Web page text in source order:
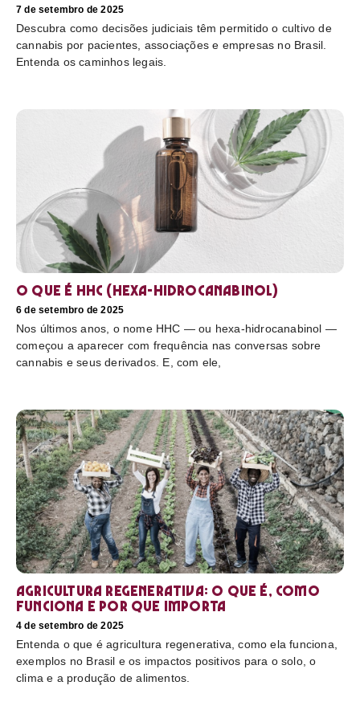
7 de setembro de 2025
Descubra como decisões judiciais têm permitido o cultivo de
cannabis por pacientes, associações e empresas no Brasil.
Entenda os caminhos legais.
O que é HHC (hexa-hidrocanabinol)
6 de setembro de 2025
Nos últimos anos, o nome HHC — ou hexa-hidrocanabinol —
começou a aparecer com frequência nas conversas sobre
cannabis e seus derivados. E, com ele,
Agricultura regenerativa: o que é, como
funciona e por que importa
4 de setembro de 2025
Entenda o que é agricultura regenerativa, como ela funciona,
exemplos no Brasil e os impactos positivos para o solo, o
clima e a produção de alimentos.